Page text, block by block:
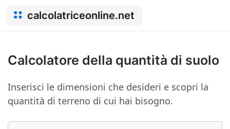
calcolatriceonline.net
Calcolatore della quantità di suolo
Inserisci le dimensioni che desideri e scopri la
quantità di terreno di cui hai bisogno.